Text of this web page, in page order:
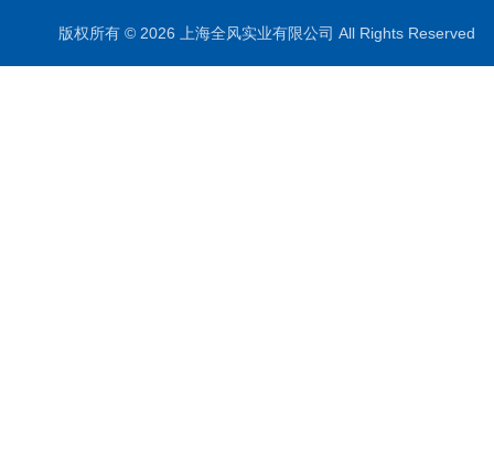
版权所有 © 2026 上海全风实业有限公司 All Rights